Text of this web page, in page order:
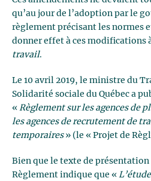
qu’au jour de l’adoption par le
règlement précisant les normes
donner effet à ces modifications
travail.
Le 10 avril 2019, le ministre du
Solidarité sociale du Québec a
« Règlement sur les agences de
les agences de recrutement de
temporaires» (le « Projet de
Bien que le texte de présentation
Règlement indique que «